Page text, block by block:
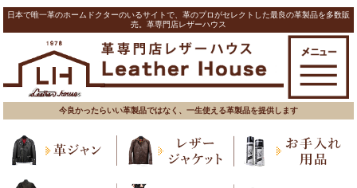
日本で唯一革のホームドクターのいるサイトで、革のプロがセレクトした最良の革製品を多数販
売。革専門店レザーハウス
今良かったらいい革製品ではなく、一生使える革製品を提供します